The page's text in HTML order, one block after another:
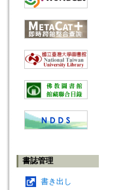
書誌管理
書き出し